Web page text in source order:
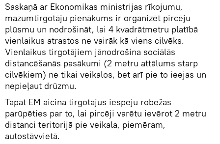
Saskaņā ar Ekonomikas ministrijas rīkojumu,
mazumtirgotāju pienākums ir organizēt pircēju
plūsmu un nodrošināt, lai 4 kvadrātmetru platībā
vienlaikus atrastos ne vairāk kā viens cilvēks.
Vienlaikus tirgotājiem jānodrošina sociālās
distancēšanās pasākumi (2 metru attālums starp
cilvēkiem) ne tikai veikalos, bet arī pie to ieejas un
nepieļaut drūzmu.
Tāpat EM aicina tirgotājus iespēju robežās
parūpēties par to, lai pircēji varētu ievērot 2 metru
distanci teritorijā pie veikala, piemēram,
autostāvvietā.